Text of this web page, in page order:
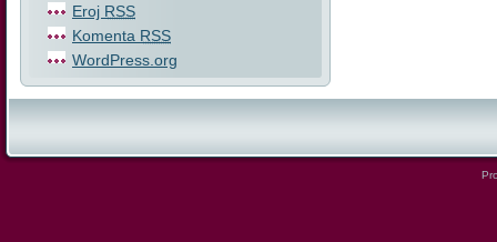
Eroj RSS
Komenta RSS
WordPress.org